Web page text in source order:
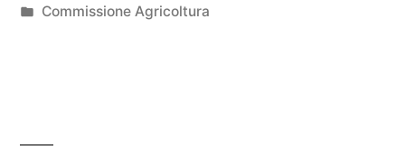
da
Pubblicato
Commissione Agricoltura